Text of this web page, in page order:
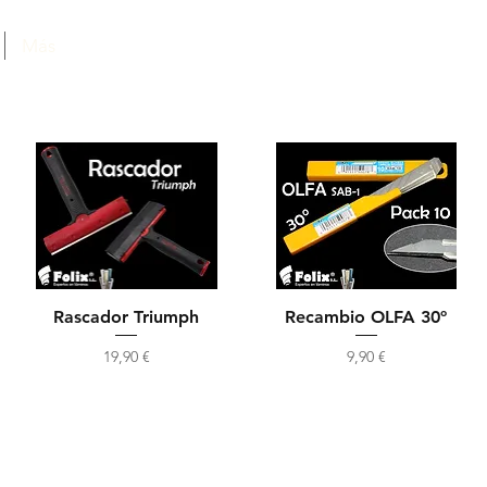
Rascador Triumph
Precio
19,90 €
Recambio OLFA 30º
Precio
9,90 €